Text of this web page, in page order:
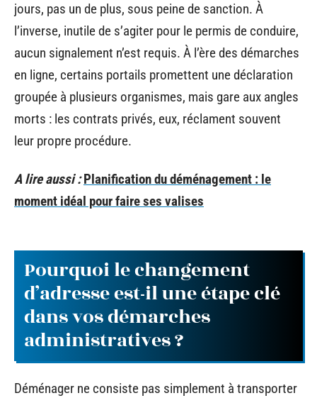
jours, pas un de plus, sous peine de sanction. À
l’inverse, inutile de s’agiter pour le permis de conduire,
aucun signalement n’est requis. À l’ère des démarches
en ligne, certains portails promettent une déclaration
groupée à plusieurs organismes, mais gare aux angles
morts : les contrats privés, eux, réclament souvent
leur propre procédure.
A lire aussi : Planification du déménagement : le
moment idéal pour faire ses valises
Pourquoi le changement
d’adresse est-il une étape clé
dans vos démarches
administratives ?
Déménager ne consiste pas simplement à transporter